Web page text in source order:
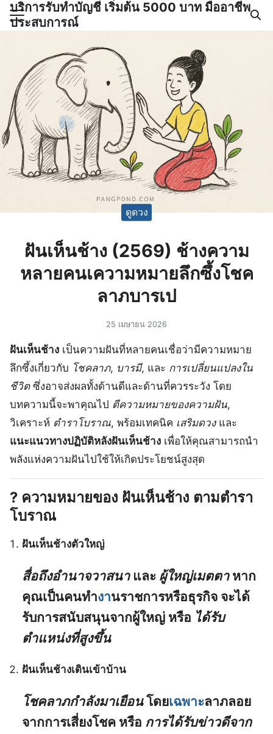
Skipบริการรับทำบัญชี เริ่มต้น 5000 บาท มืออาชีพ
ประสบการณ์
ญชีและภาษีครบวงจร |
ดูดวง
ฝันเห็นช้าง (2569) ช้างความ
หลายคนเความหมายลึกซึ้งโชค
ลาภบารเป
25 เมษายน 2026
ฝันเห็นช้าง เป็นความฝันที่หลายคนเชื่อว่ามีความหมาย
ลึกซึ้งเกี่ยวกับ โชคลาภ, บารมี, และ การเปลี่ยนแปลงใน
ชีวิตซึ่งอาจส่งผลทั้งด้านดีและด้านที่ควรระวัง โดย
บทความนี้จะพาคุณไป ตีความหมายของความฝัน,
วิเคราะห์ ตำราโบราณ, พร้อมเทคนิค เสริมดวงและ
แนะแนวทางปฏิบัติหลังฝันเห็นช้าง เพื่อให้คุณสามารถนำ
พลังแห่งความฝันไปใช้ให้เกิดประโยชน์สูงสุด
? ความหมายของ ฝันเห็นช้าง ตามตำรา
โบราณ
ฝันเห็นช้างตัวใหญ่
สื่อถึงอำนาจวาสนาและ ผู้ใหญ่เมตตาหาก
คุณเป็นคนทำงานราชการหรือธุรกิจ จะได้
รับการสนับสนุนจากผู้ใหญ่ หรือ ได้รับ
ตำแหน่งที่สูงขึ้น
ฝันเห็นช้างเดินเข้าบ้าน
โชคลาภกำลังมาเยือนโดยเฉพาะลาภลอย
จากการเสี่ยงโชค หรือ การได้รับข่าวดีจาก